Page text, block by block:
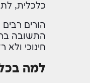
כלכלית,
הורים
התשובה
חינוכי
למה